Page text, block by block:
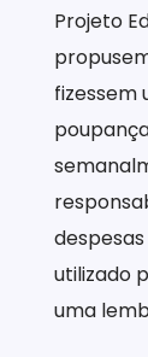
Projeto
fizessem
utilizado
uma